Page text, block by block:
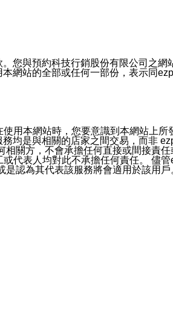
/本服務好友，您仍可接收到通知型訊
告或其他目的的訊息皆不會被傳送
或認證官方帳號的通知型訊息。
您與預約科技行銷股份有限公司之
網站的全部或任何一部份，表示同
用本網站時，您要意識到本網站上
均是與相關的店家之間交易，而非
關方，不會承擔任何直接或間接責
代表人均對此不承擔任何責任。 儘
認為其代表該服務將會適用於該用